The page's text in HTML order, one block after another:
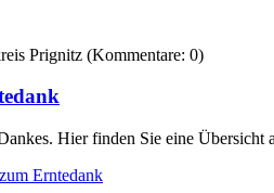
Prignitz (Kommentare: 0)
Hier finden Sie eine
Erntedank